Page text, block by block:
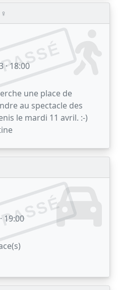
· 18:00
une place de
au spectacle des
le mardi 11 avril. :-)
PASSÉ
19:00